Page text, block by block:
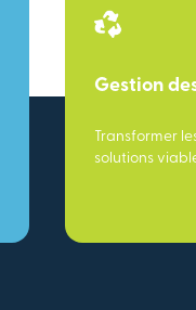
Gestion
Transformer
solutions